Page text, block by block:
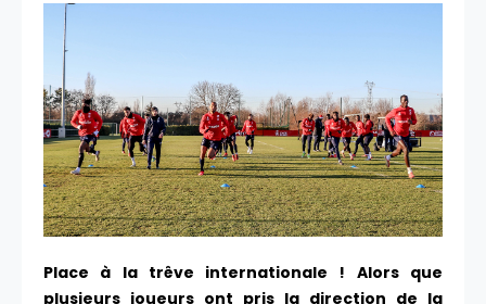
Place à la trêve internationale ! Alors que
plusieurs joueurs ont pris la direction de la